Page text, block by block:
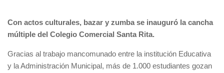
Con actos culturales, bazar y zumba se inauguró la cancha
múltiple del Colegio Comercial Santa Rita.
Gracias al trabajo mancomunado entre la institución Educativa
y la Administración Municipal, más de 1.000 estudiantes gozan